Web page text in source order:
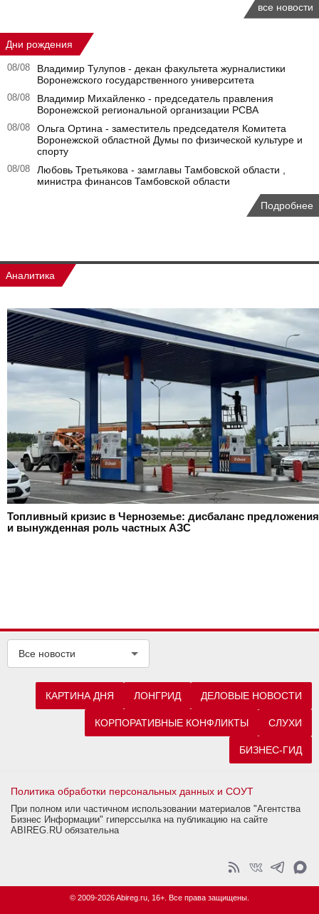
все новости
Дни рождения
08/08
Владимир Тулупов - декан факультета журналистики
Воронежского государственного университета
08/08
Владимир Михайленко - председатель правления
Воронежской региональной организации РСВА
08/08
Ольга Ортина - заместитель председателя Комитета
Воронежской областной Думы по физической культуре и
спорту
08/08
Любовь Третьякова - замглавы Тамбовской области ,
министра финансов Тамбовской области
Подробнее
Аналитика
Топливный кризис в Черноземье: дисбаланс предложения
и вынужденная роль частных АЗС
Все новости
КАРТИНА ДНЯ ЛОНГРИД ДЕЛОВЫЕ НОВОСТИ
КОРПОРАТИВНЫЕ КОНФЛИКТЫ СЛУХИ
БИЗНЕС-ГИД
Политика обработки персональных данных и СОУТ
При полном или частичном использовании материалов "Агентства
Бизнес Информации" гиперссылка на публикацию на сайте
ABIREG.RU обязательна
© 2009-2026 Abireg.ru, 16+. Все права защищены.